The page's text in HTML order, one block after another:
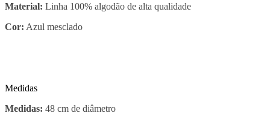
Material: Linha 100% algodão de alta qualidade
Cor: Azul mesclado
Medidas
Medidas: 48 cm de diâmetro